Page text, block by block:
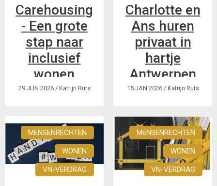
Jill Schoeters.
wellicht niet de
beste manier van
werken”
Carehousing
- Een grote
stap naar
inclusief
wonen
Carehousing voor
inclusief wonen in
steden met 24/7
betaalbare hulp “ook
voor wie een hoge
29 JUN 2026/ Katrijn Ruts
Charlotte en
Ans huren
privaat in
hartje
Antwerpen
15 JAN 2026/ Katrijn Ruts
MENSENRECHTEN
WONEN
VN-VERDRAG
MENSENRECHTEN
WONEN
VN-VERDRAG